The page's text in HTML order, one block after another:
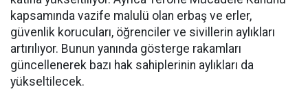
kapsamında vazife malulü olan erbaş ve erler,
güvenlik korucuları, öğrenciler ve sivillerin aylıkları
artırılıyor. Bunun yanında gösterge rakamları
güncellenerek bazı hak sahiplerinin aylıkları da
yükseltilecek.